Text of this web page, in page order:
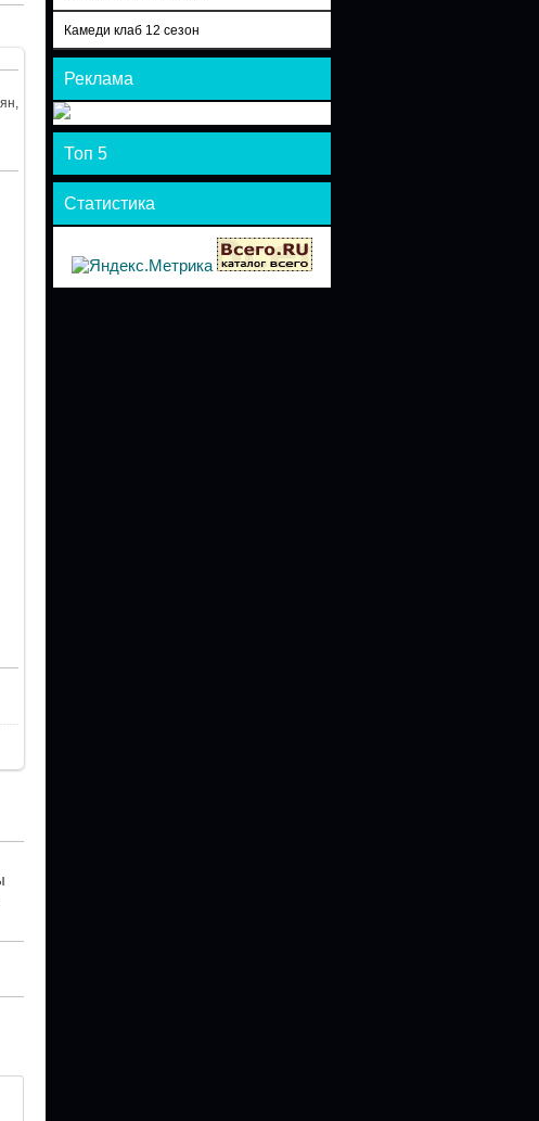
Камеди клаб 12 сезон
Реклама
Топ 5
Статистика